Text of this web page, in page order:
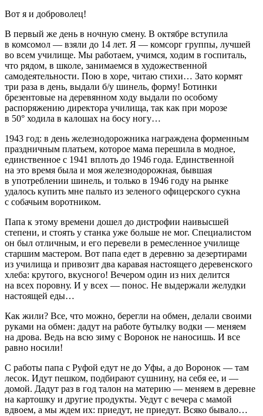
Вот я и доброволец!
В первый же день в ночную смену. В октябре вступила
в комсомол — взяли до 14 лет. Я — комсорг группы, лучшей
во всем училище. Мы работаем, учимся, ходим в госпиталь,
что рядом, в школе, занимаемся в художественной
самодеятельности. Пою в хоре, читаю стихи… Зато кормят
три раза в день, выдали б/у шинель, форму! Ботинки
брезентовые на деревянном ходу выдали по особому
распоряжению директора училища, так как при морозе
в 50° ходила в калошах на босу ногу…
1943 год: в день железнодорожника награждена форменным
праздничным платьем, которое мама перешила в модное,
единственное с 1941 вплоть до 1946 года. Единственной
на это время была и моя железнодорожная, бывшая
в употреблении шинель, и только в 1946 году на рынке
удалось купить мне пальто из зеленого офицерского сукна
с собачьим воротником.
Папа к этому времени дошел до дистрофии наивысшей
степени, и стоять у станка уже больше не мог. Специалистом
он был отличным, и его перевели в ремесленное училище
старшим мастером. Вот папа едет в деревню за дезертирами
из училища и привозит два каравая настоящего деревенского
хлеба: крутого, вкусного! Вечером один из них делится
на всех поровну. И у всех — понос. Не выдержали желудки
настоящей еды…
Как жили? Все, что можно, берегли на обмен, делали своими
руками на обмен: дадут на работе бутылку водки — меняем
на дрова. Ведь на всю зиму с Воронок не наносишь. И все
равно носили!
С работы папа с Руфой едут не до Уфы, а до Воронок — там
лесок. Идут пешком, подбирают сушнину, на себя ее, и —
домой. Дадут раз в год талон на материю — меняем в деревне
на картошку и другие продукты. Уедут с вечера с мамой
вдвоем, а мы ждем их: приедут, не приедут. Всяко бывало…